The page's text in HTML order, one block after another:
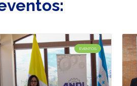
EVENTOS